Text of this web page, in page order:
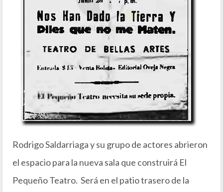
Rodrigo Saldarriaga y su grupo de actores abrieron
el espacio para la nueva sala que construirá El
Pequeño Teatro. Será en el patio trasero de la